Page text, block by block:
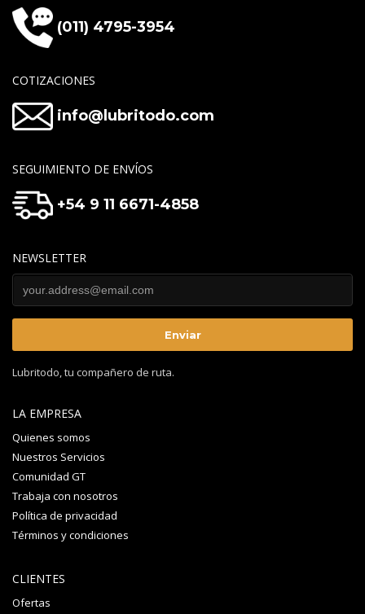
(011) 4795-3954
COTIZACIONES
info@lubritodo.com
SEGUIMIENTO DE ENVÍOS
+54 9 11 6671-4858
NEWSLETTER
Lubritodo, tu compañero de ruta.
LA EMPRESA
Quienes somos
Nuestros Servicios
Comunidad GT
Trabaja con nosotros
Política de privacidad
Términos y condiciones
CLIENTES
Ofertas